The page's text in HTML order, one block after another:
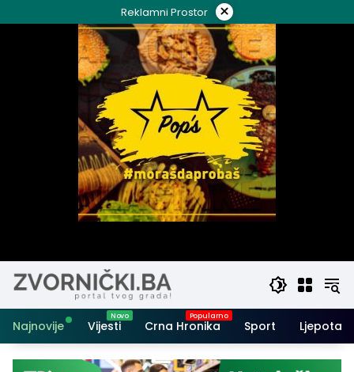
to
Reklamni Prostor ×
Najnovije Vijesti Crna Hronika Sport Ljepota i